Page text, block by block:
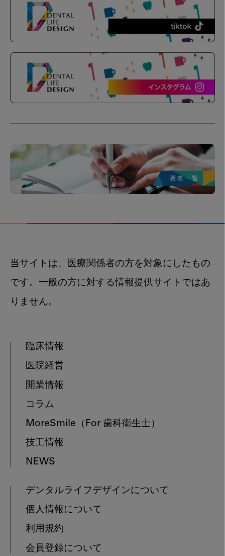
当サイトは、医療関係者の方を対象にしたもの
です。一般の方に対する情報提供サイトではあ
りません。
臨床情報
医院経営
開業情報
コラム
MoreSmile （For 歯科衛生士）
技工情報
NEWS
デンタルライフデザインについて
個人情報について
利用規約
会員登録について